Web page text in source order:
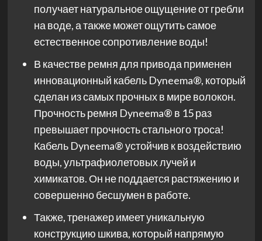
получает натуральное ощущение от гребли
на воде, а также может ощутить самое
естественное сопротивление воды!
В качестве ремня для привода применен
инновационный кабель Dyneema®, который
сделан из самых прочных в мире волокон.
Прочность ремня Dyneema® в 15 раз
превышает прочность стального троса!
Кабель Dyneema® устойчив к воздействию
воды, ультрафиолетовых лучей и
химикатов. Он не поддается растяжению и
совершенно бесшумен в работе.
Также, тренажер имеет уникальную
конструкцию шкива, который напрямую